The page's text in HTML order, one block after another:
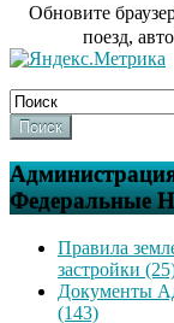
Обновите
поезд,
Поиск
Федеральные
Правила
застройки
Документы
(143)